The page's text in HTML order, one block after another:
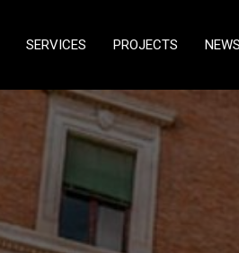
SERVICES PROJECTS NEWS